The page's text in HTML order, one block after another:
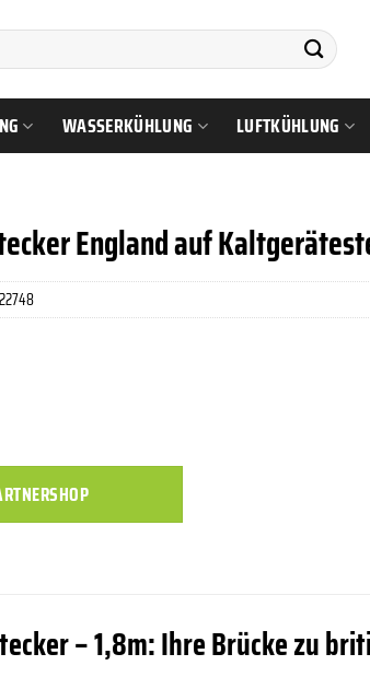
WASSERKÜHLUNG LUFTKÜHLUNG
England auf
– 1,8m: Ihre Brücke zu